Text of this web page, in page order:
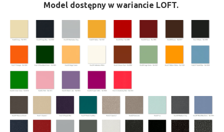
Model dostępny w wariancie LOFT.